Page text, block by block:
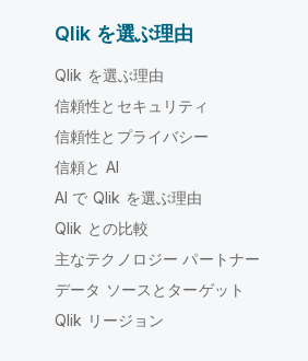
Qlik を選ぶ理由
Qlik を選ぶ理由
信頼性とセキュリティ
信頼性とプライバシー
信頼と AI
AI で Qlik を選ぶ理由
Qlik との比較
主なテクノロジー パートナー
データ ソースとターゲット
Qlik リージョン